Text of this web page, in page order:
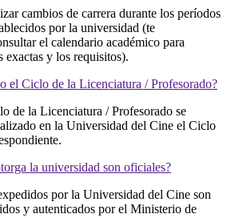
cambios de carrera durante los períodos
por la universidad (te
el calendario académico para
exactas y los requisitos).
el Ciclo de la Licenciatura / Profesorado?
de la Licenciatura / Profesorado se
en la Universidad del Cine el Ciclo
la universidad son oficiales?
por la Universidad del Cine son
y autenticados por el Ministerio de